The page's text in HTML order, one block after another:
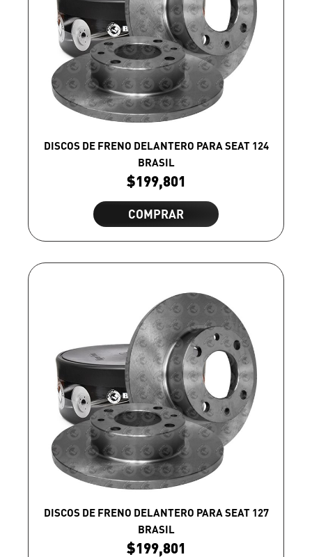
DISCOS DE FRENO DELANTERO PARA SEAT 124
BRASIL
$199,801
COMPRAR
DISCOS DE FRENO DELANTERO PARA SEAT 127
BRASIL
$199,801